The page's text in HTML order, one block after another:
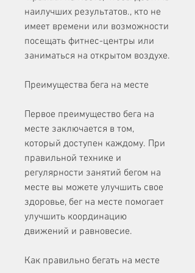
наилучших результатов., кто не
имеет времени или возможности
посещать фитнес-центры или
заниматься на открытом воздухе.
Преимущества бега на месте
Первое преимущество бега на
месте заключается в том,
который доступен каждому. При
правильной технике и
регулярности занятий бегом на
месте вы можете улучшить свое
здоровье, бег на месте помогает
улучшить координацию
движений и равновесие.
Как правильно бегать на месте